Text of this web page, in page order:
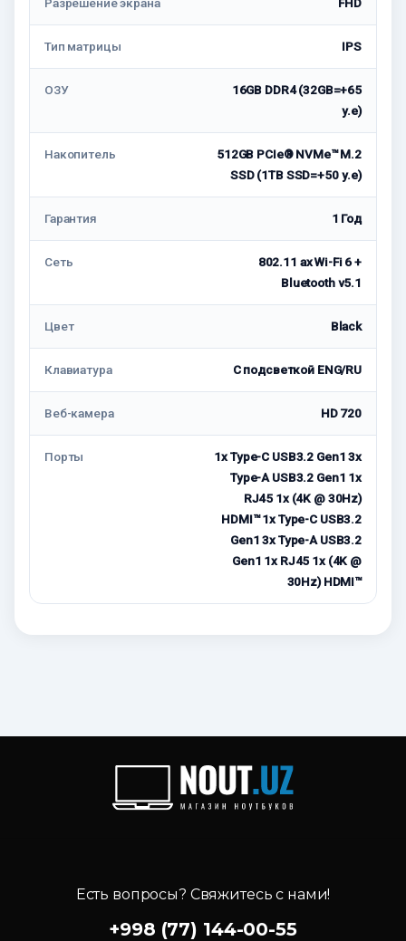
Разрешение экрана FHD
Тип матрицы IPS
ОЗУ
16GB DDR4 (32GB=+65
у.е)
Накопитель
512GB PCIe® NVMe™ M.2
SSD (1TB SSD=+50 у.е)
Гарантия 1 Год
Сеть
802.11 ax Wi-Fi 6 +
Bluetooth v5.1
Цвет Black
Клавиатура С подсветкой ENG/RU
Веб-камера HD 720
Порты
1x Type-C USB3.2 Gen1 3x
Type-A USB3.2 Gen1 1x
RJ45 1x (4K @ 30Hz)
HDMI™ 1x Type-C USB3.2
Gen1 3x Type-A USB3.2
Gen1 1x RJ45 1x (4K @
30Hz) HDMI™
Есть вопросы? Свяжитесь с нами!
+998 (77) 144-00-55